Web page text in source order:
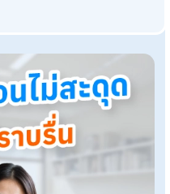
มและลำดับพิธีการสำคัญแล้ว การ
ให้กับองค์กรได้อย่างแท้จริง
ติม
รียมอะไรบ้าง นิมนต์พระกี่รูป?
67วันธงชัย วันอธิบดี ทำบุญบริ